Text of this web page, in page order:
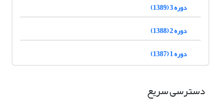
دوره 3 (1389)
دوره 2 (1388)
دوره 1 (1387)
دسترسی سریع